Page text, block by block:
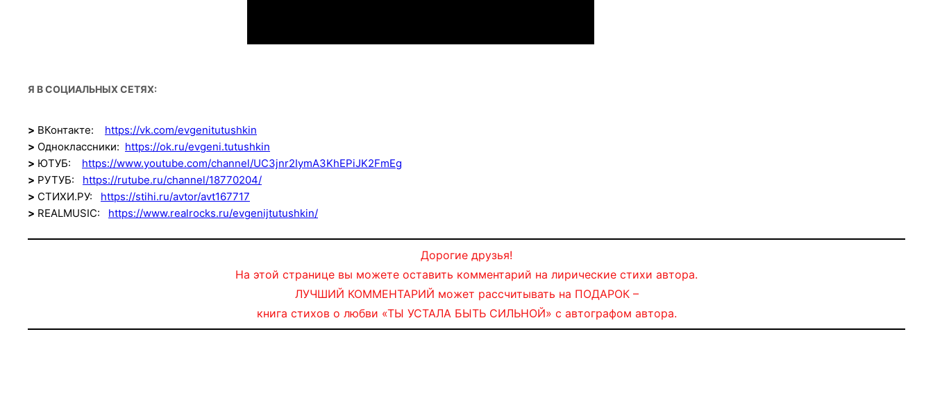
Я В СОЦИАЛЬНЫХ СЕТЯХ:
> ВКонтакте: https://vk.com/evgenitutushkin
> Одноклассники: https://ok.ru/evgeni.tutushkin
> ЮТУБ: https://www.youtube.com/channel/UC3jnr2IymA3KhEPiJK2FmEg
> РУТУБ: https://rutube.ru/channel/18770204/
> СТИХИ.РУ: https://stihi.ru/avtor/avt167717
> REALMUSIC: https://www.realrocks.ru/evgenijtutushkin/
Дорогие друзья!
На этой странице вы можете оставить комментарий на лирические стихи автора.
ЛУЧШИЙ КОММЕНТАРИЙ может рассчитывать на ПОДАРОК –
книга стихов о любви «ТЫ УСТАЛА БЫТЬ СИЛЬНОЙ» с автографом автора.